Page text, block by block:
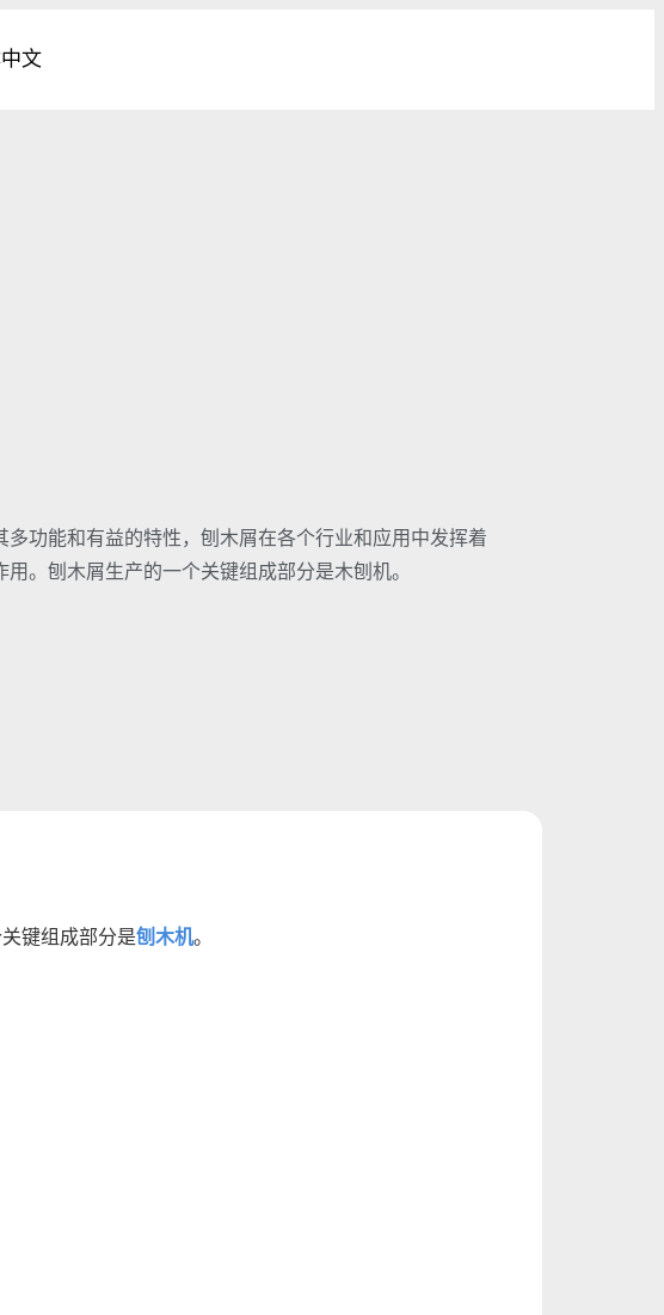
文
多功能和有益的特性，刨木屑在各个行业和应用中发挥着
用。刨木屑生产的一个关键组成部分是木刨机。
键组成部分是刨木机。